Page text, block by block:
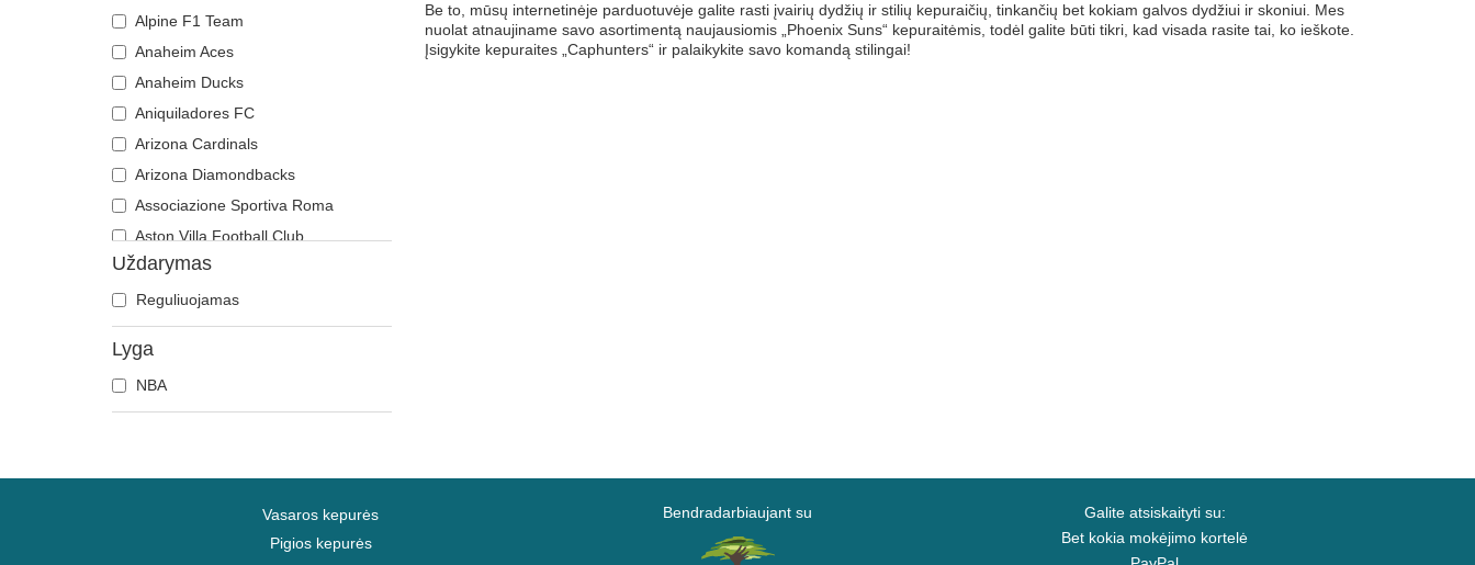
Alpine F1 Team
Anaheim Aces
Anaheim Ducks
Aniquiladores FC
Arizona Cardinals
Arizona Diamondbacks
Associazione Sportiva Roma
Aston Villa Football Club
Atlanta Braves
Atlanta Falcons
Boston Bruins
Boston Celtics
Boston Red Sox
Chelsea Football Club
Chicago Blackhawks
Uždarymas
Reguliuojamas
Lyga
NBA
Be to, mūsų internetinėje parduotuvėje galite rasti įvairių dydžių ir stilių kepuraičių, tinkančių bet kokiam galvos dydžiui ir skoniui. Mes
nuolat atnaujiname savo asortimentą naujausiomis „Phoenix Suns“ kepuraitėmis, todėl galite būti tikri, kad visada rasite tai, ko ieškote.
Įsigykite kepuraites „Caphunters“ ir palaikykite savo komandą stilingai!
Vasaros kepurės
Pigios kepurės
Bendradarbiaujant su
Galite atsiskaityti su:
Bet kokia mokėjimo kortelė